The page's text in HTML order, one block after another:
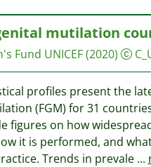
mutilation
Fund UNICEF (2020)
profiles present the
(FGM) for 31
figures on how
it is performed, and
Trends in prevale ...